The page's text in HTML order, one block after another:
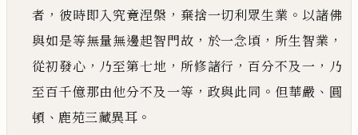
者 ， 彼時即入究竟涅槃 ， 棄捨一切利眾生業 。 以諸佛
與如是等無量無邊起智門故 ， 於一念頃 ， 所生智業 ，
從初發心 ， 乃至第七地 ， 所修諸行 ，百分不及一 ， 乃
至百千億那由他分不及一等 ， 政與此同 。 但華嚴 、 圓
頓 、 鹿苑三藏異耳 。